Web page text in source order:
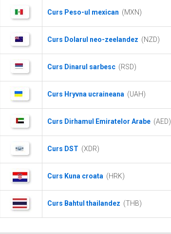
Curs Peso-ul mexican (MXN)
Curs Dolarul neo-zeelandez (NZD)
Curs Dinarul sarbesc (RSD)
Curs Hryvna ucraineana (UAH)
Curs Dirhamul Emiratelor Arabe (AED)
Curs DST (XDR)
Curs Kuna croata (HRK)
Curs Bahtul thailandez (THB)